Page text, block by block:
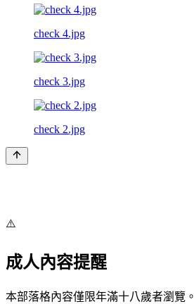
check 4.jpg
check 3.jpg
check 2.jpg
⚠️
成人內容提醒
本部落格內容僅限年滿十八歲者瀏覽。